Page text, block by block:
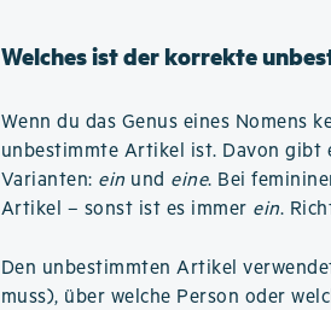
Welches ist der korrekte
Wenn du das Genus eines Nomens
unbestimmte Artikel ist. Davon gibt
Varianten: ein und eine. Bei
Artikel – sonst ist es immer ein.
Den unbestimmten Artikel
muss), über welche Person oder